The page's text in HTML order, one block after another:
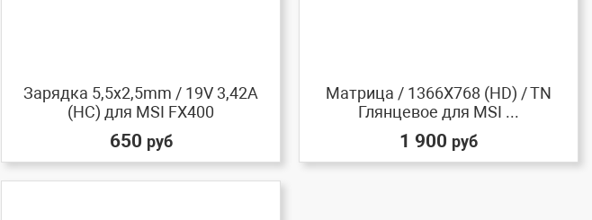
Зарядка 5,5x2,5mm / 19V 3,42A
(HC) для MSI FX400
650 руб
Матрица / 1366X768 (HD) / TN
Глянцевое для MSI ...
1 900 руб